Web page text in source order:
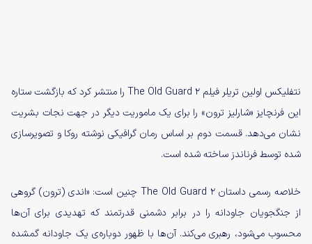
نتفلیکس اولین تریلر فیلم The Old Guard 2 را منتشر کرد که بازگشت ستاره
این فرنچایز «شارلیز ترون» را برای یک ماموریت دیگر در جهت نجات بشریت
نشان می‌دهد. قسمت دوم بر اساس رمان گرافیکی نوشته روکا و تصویرسازی
شده توسط فرناندز ساخته شده است.
خلاصه رسمی داستان The Old Guard 2 چنین است: «اندی (ترون) گروهی
از جنگجویان جاودانه را در برابر دشمنی قدرتمند که تهدیدی برای آن‌ها
محسوب می‌شود، رهبری می‌کند. آن‌ها با ظهور دوباره‌ی یک جاودانه گمشده